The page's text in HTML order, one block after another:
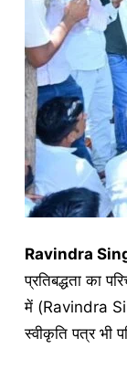
Ravindra
प्रतिबद्धता का
में (Ravindra
स्वीकृति पत्र भी